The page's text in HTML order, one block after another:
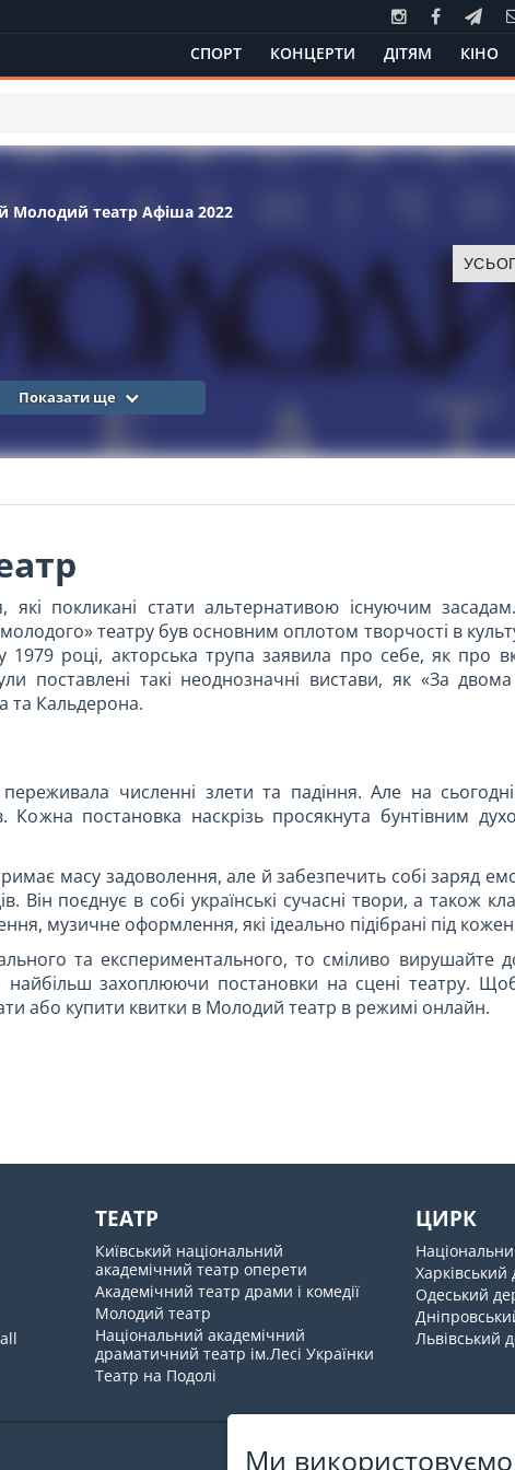
Ми
СПОРТ КОНЦЕРТИ ДІТЯМ КІНО
Молодий театр Афіша 2022
Показати ще
покликані стати альтернативою існуючим
театру був основним оплотом творчості в
1979 році, акторська трупа заявила про себе, як про
поставлені такі неоднозначні вистави, як «За
та Кальдерона.
численні злети та падіння. Але на
постановка наскрізь просякнута бунтівним
масу задоволення, але й забезпечить собі заряд
Він поєднує в собі українські сучасні твори, а також
музичне оформлення, які ідеально підібрані під
та експериментального, то сміливо вирушайте
захоплюючи постановки на сцені театру.
або купити квитки в Молодий театр в режимі онлайн.
ТЕАТР
Київський національний
академічний театр оперети
Академічний театр драми і комедії
Молодий театр
Національний академічний
драматичний театр ім.Лесі Українки
Театр на Подолі
ЦИРК
Одеський
Львівський